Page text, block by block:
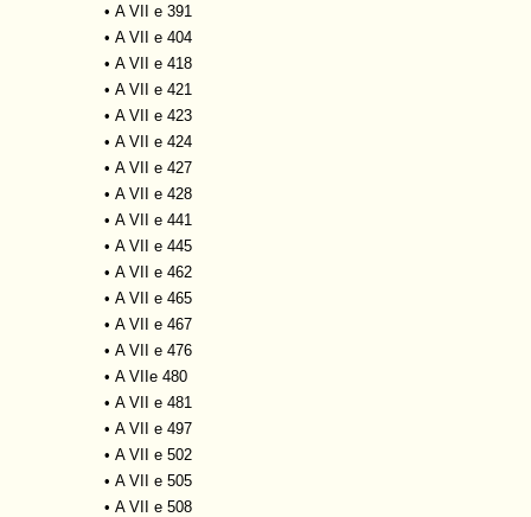
• A VII e 391
• A VII e 404
• A VII e 418
• A VII e 421
• A VII e 423
• A VII e 424
• A VII e 427
• A VII e 428
• A VII e 441
• A VII e 445
• A VII e 462
• A VII e 465
• A VII e 467
• A VII e 476
• A VIIe 480
• A VII e 481
• A VII e 497
• A VII e 502
• A VII e 505
• A VII e 508